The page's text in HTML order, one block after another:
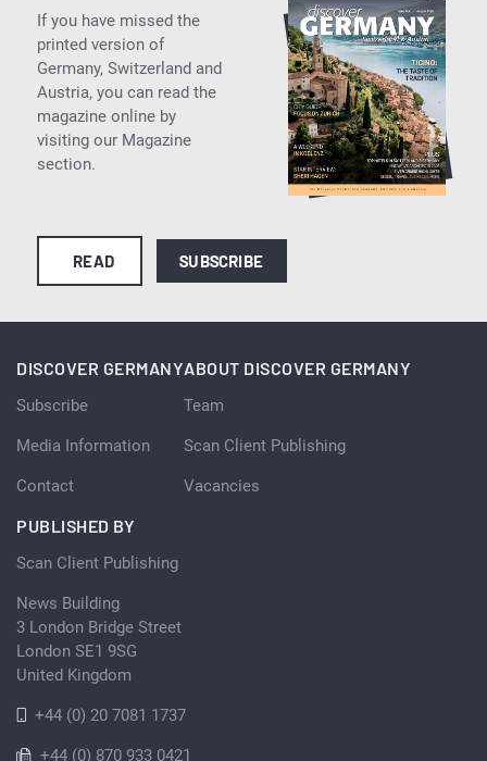
If you have missed the
printed version of
Germany, Switzerland and
Austria, you can read the
magazine online by
visiting our Magazine
section.
READ SUBSCRIBE
DISCOVER GERMANY
Subscribe
Media Information
Contact
ABOUT DISCOVER GERMANY
Team
Scan Client Publishing
Vacancies
PUBLISHED BY
Scan Client Publishing
News Building
3 London Bridge Street
London SE1 9SG
United Kingdom
+44 (0) 20 7081 1737
+44 (0) 870 933 0421